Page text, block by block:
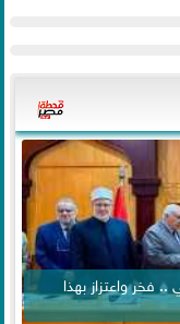
.. فخر واعتزاز بهذا